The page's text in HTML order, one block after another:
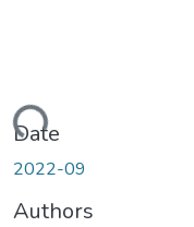
Date
2022-09
Authors